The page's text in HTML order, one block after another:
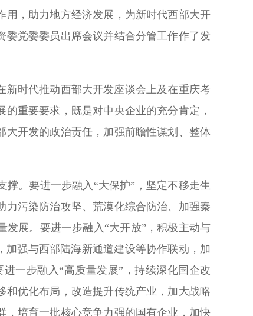
，助力地方经济发展，为新时代西部大开
委党委委员出席会议并结合分管工作作了发
时代推动西部大开发座谈会上及在重庆考
重要要求，既是对中央企业的充分肯定，
开发的政治责任，加强前瞻性谋划、整体
。要进一步融入“大保护”，坚定不移走生
污染防治攻坚、荒漠化综合防治、加强秦
展。要进一步融入“大开放”，积极主动与
强与西部陆海新通道建设等协作联动，加
一步融入“高质量发展”，持续深化国企改
优化布局，改造提升传统产业，加大战略
培育一批核心竞争力强的国有企业，加快